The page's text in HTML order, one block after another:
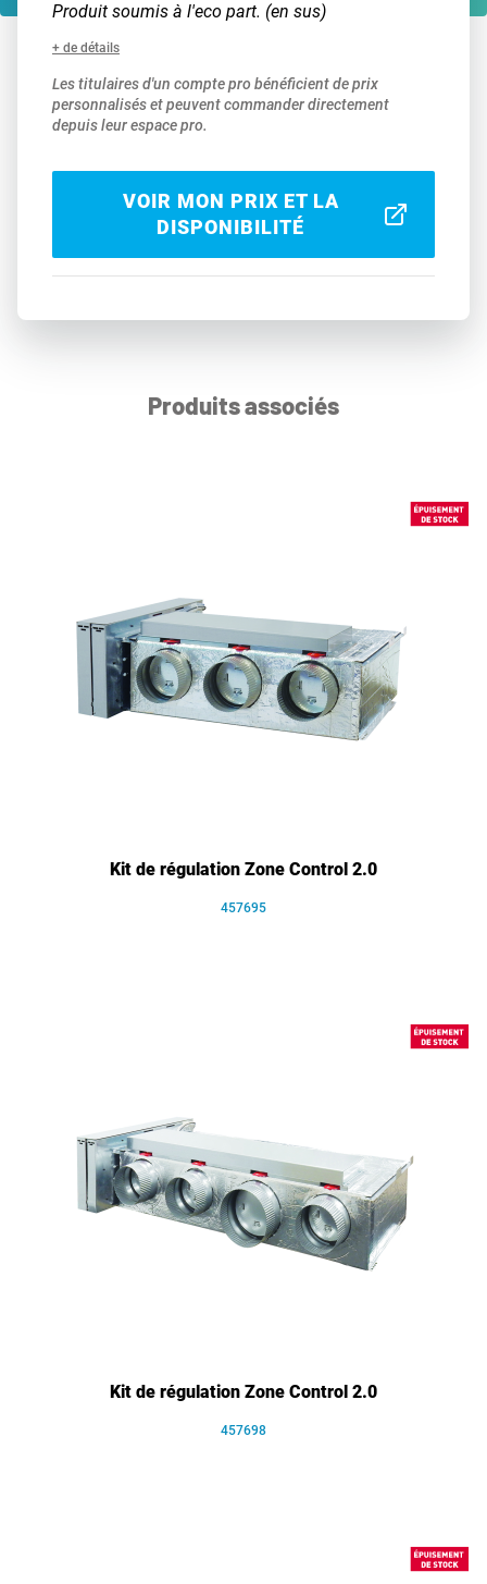
Produit soumis à l'eco part. (en sus)
+ de détails
Les titulaires d'un compte pro bénéficient de prix
personnalisés et peuvent commander directement
depuis leur espace pro.
VOIR MON PRIX ET LA
DISPONIBILITÉ
Produits associés
Kit de régulation Zone Control 2.0
457695
Kit de régulation Zone Control 2.0
457698